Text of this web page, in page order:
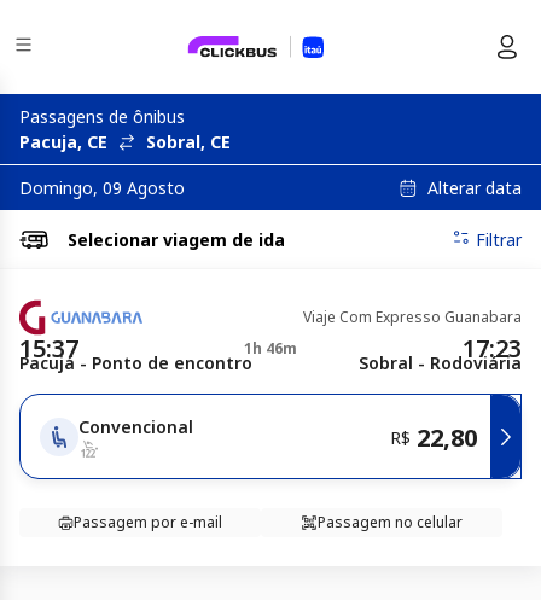
Passagens de ônibus
Pacuja, CE
Sobral, CE
Domingo, 09 Agosto
Alterar data
Selecionar viagem de ida Filtrar
Viaje Com Expresso Guanabara
15:37 1h 46m 17:23
Pacujá - Ponto de encontro Sobral - Rodoviária
Convencional R$ 22,80
Passagem por e-mail Passagem no celular